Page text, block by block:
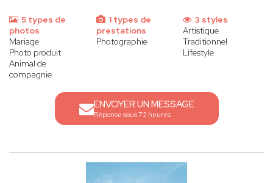
5 types de
photos
Mariage
Photo produit
Animal de
compagnie
1 types de
prestations
Photographie
3 styles
Artistique
Traditionnel
Lifestyle
ENVOYER UN MESSAGE
Réponse sous 72 heures